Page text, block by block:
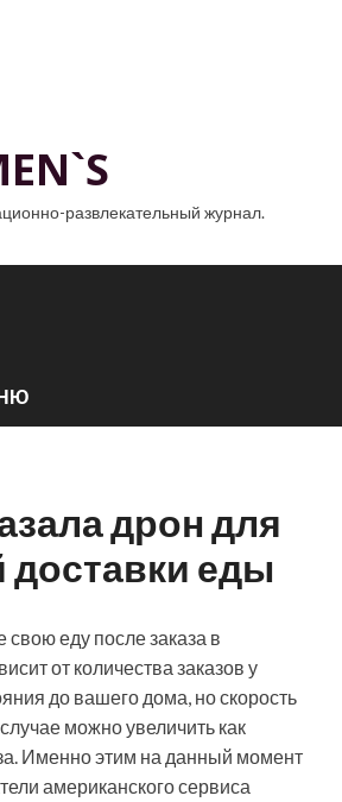
развлекательный журнал.
дрон для
еды
свою еду после заказа в
от количества заказов у
до вашего дома, но скорость
можно увеличить как
Именно этим на данный момент
американского сервиса